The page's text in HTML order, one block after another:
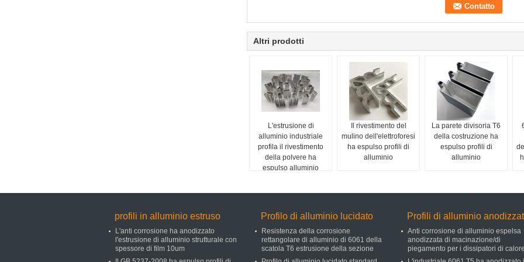
Altri prodotti
L'estrusione di
alluminio industriale
profila il rivestimento
della polvere ha
espulso alluminio
Il rivestimento del
mulino dell'elettroforesi
ha espulso profili di
alluminio
La parete divisoria T6
della costruzione ha
espulso profili di
alluminio
profili in alluminio estruso
L'anti corrosione ha anodizzato
l'estrusione di alluminio strutturale con
spessore di film 10um
Profilo di alluminio lucidato
Resistenza della corrosione
rettangolare di alluminio di 6061 della
scatola T6 estrusione della sezione
Profili di alluminio
Anti corrosione di alluminio espelsa
anodizzata di macinazione/di
piegamento per i dissipatori di calore